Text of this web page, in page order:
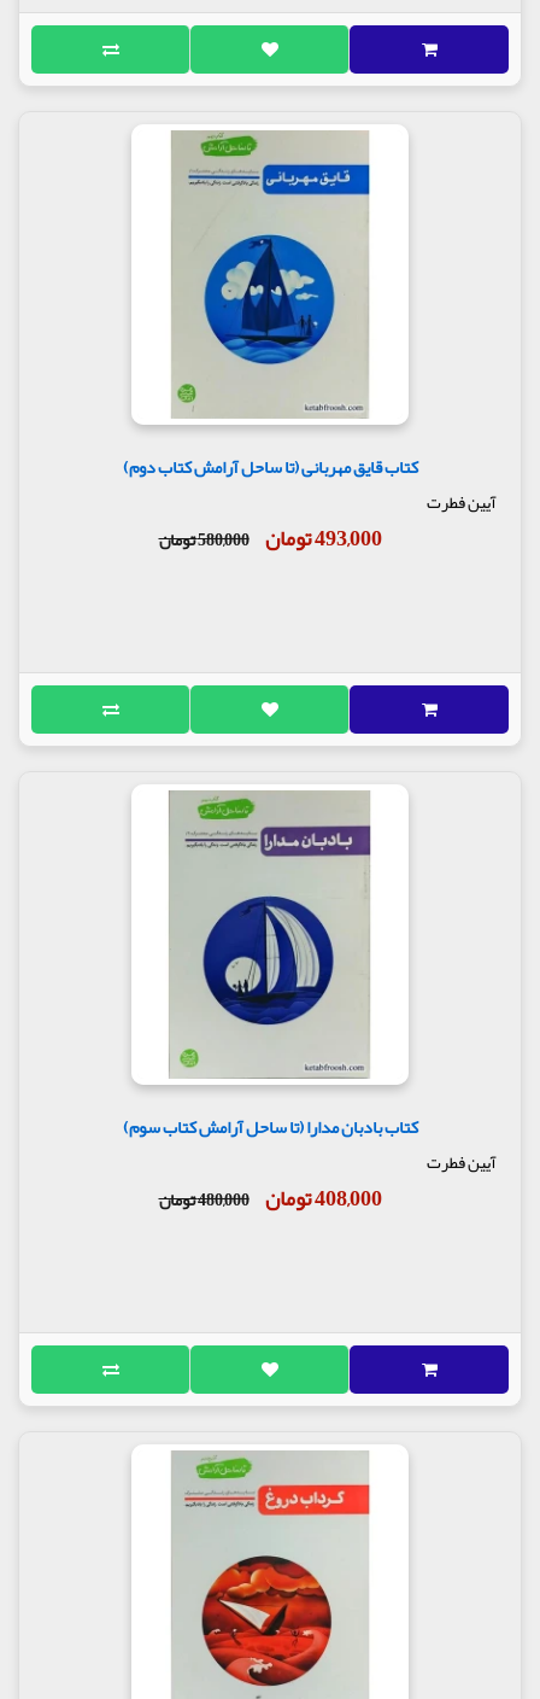
کتاب قایق مهربانی (تا ساحل آرامش کتاب دوم)
آیین فطرت
493,000 تومان 580,000 تومان
کتاب بادبان مدارا (تا ساحل آرامش کتاب سوم)
آیین فطرت
408,000 تومان 480,000 تومان